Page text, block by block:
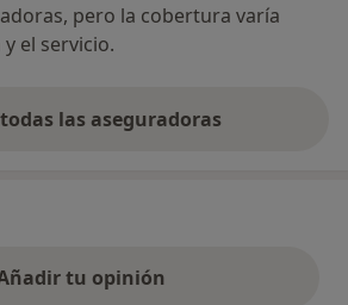
pero la cobertura varía
el servicio.
las aseguradoras
tu opinión